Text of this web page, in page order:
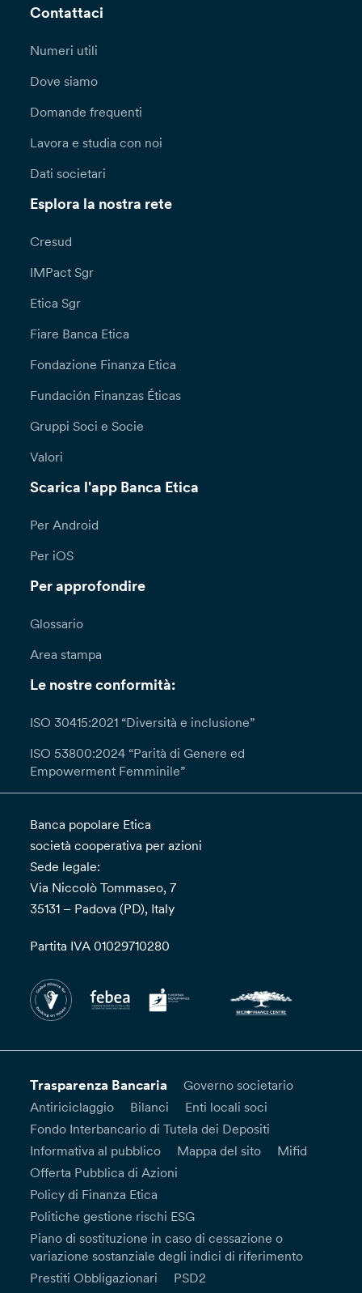
Contattaci
Numeri utili
Dove siamo
Domande frequenti
Lavora e studia con noi
Dati societari
Esplora la nostra rete
Cresud
IMPact Sgr
Etica Sgr
Fiare Banca Etica
Fondazione Finanza Etica
Fundación Finanzas Éticas
Gruppi Soci e Socie
Valori
Scarica l'app Banca Etica
Per Android
Per iOS
Per approfondire
Glossario
Area stampa
Le nostre conformità:
ISO 30415:2021 “Diversità e inclusione”
ISO 53800:2024 “Parità di Genere ed
Empowerment Femminile”
Banca popolare Etica
società cooperativa per azioni
Sede legale:
Via Niccolò Tommaseo, 7
35131 – Padova (PD), Italy
Partita IVA 01029710280
Trasparenza Bancaria
Governo societario
Antiriciclaggio
Bilanci
Enti locali soci
Fondo Interbancario di Tutela dei Depositi
Informativa al pubblico
Mappa del sito
Mifid
Offerta Pubblica di Azioni
Policy di Finanza Etica
Politiche gestione rischi ESG
Piano di sostituzione in caso di cessazione o
variazione sostanziale degli indici di riferimento
Prestiti Obbligazionari
PSD2